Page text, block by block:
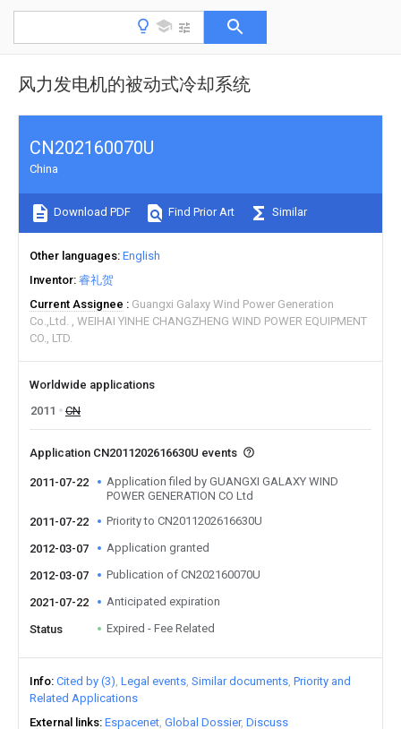
风力发电机的被动式冷却系统
CN202160070U
China
Download PDF Find Prior Art Similar
Other languages English
Inventor 睿礼贺
Current Assignee
Guangxi Galaxy Wind Power Generation
Co.,Ltd.
WEIHAI YINHE CHANGZHENG WIND POWER EQUIPMENT
CO., LTD.
Worldwide applications
2011
CN
Application CN2011202616630U events
2011-07-22
Application filed by GUANGXI GALAXY WIND
POWER GENERATION CO Ltd
2011-07-22
Priority to CN2011202616630U
2012-03-07 Application granted
2012-03-07 Publication of CN202160070U
2021-07-22 Anticipated expiration
Status Expired - Fee Related
Info Cited by (3) Legal events Similar documents Priority and
Related Applications
External links Espacenet Global Dossier Discuss